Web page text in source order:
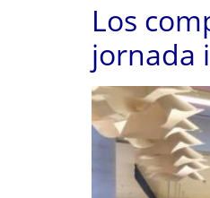
Los
jornada